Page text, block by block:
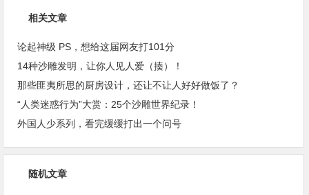
相关文章
论起神级 PS，想给这届网友打101分
14种沙雕发明，让你人见人爱（揍）！
那些匪夷所思的厨房设计，还让不让人好好做饭了？
“人类迷惑行为”大赏：25个沙雕世界纪录！
外国人少系列，看完缓缓打出一个问号
随机文章